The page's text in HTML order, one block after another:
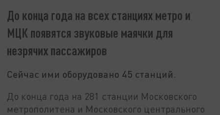
До конца года на всех станциях метро и
МЦК появятся звуковые маячки для
незрячих пассажиров
Сейчас ими оборудовано 45 станций.
До конца года на 281 станции Московского
метрополитена и Московского центрального